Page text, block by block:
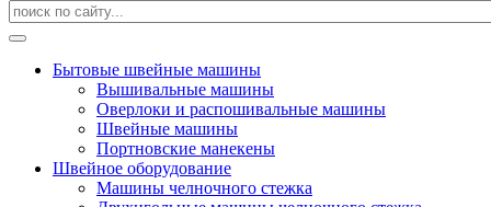
Бытовые швейные машины
Вышивальные машины
Оверлоки и распошивальные машины
Швейные машины
Портновские манекены
Швейное оборудование
Машины челночного стежка